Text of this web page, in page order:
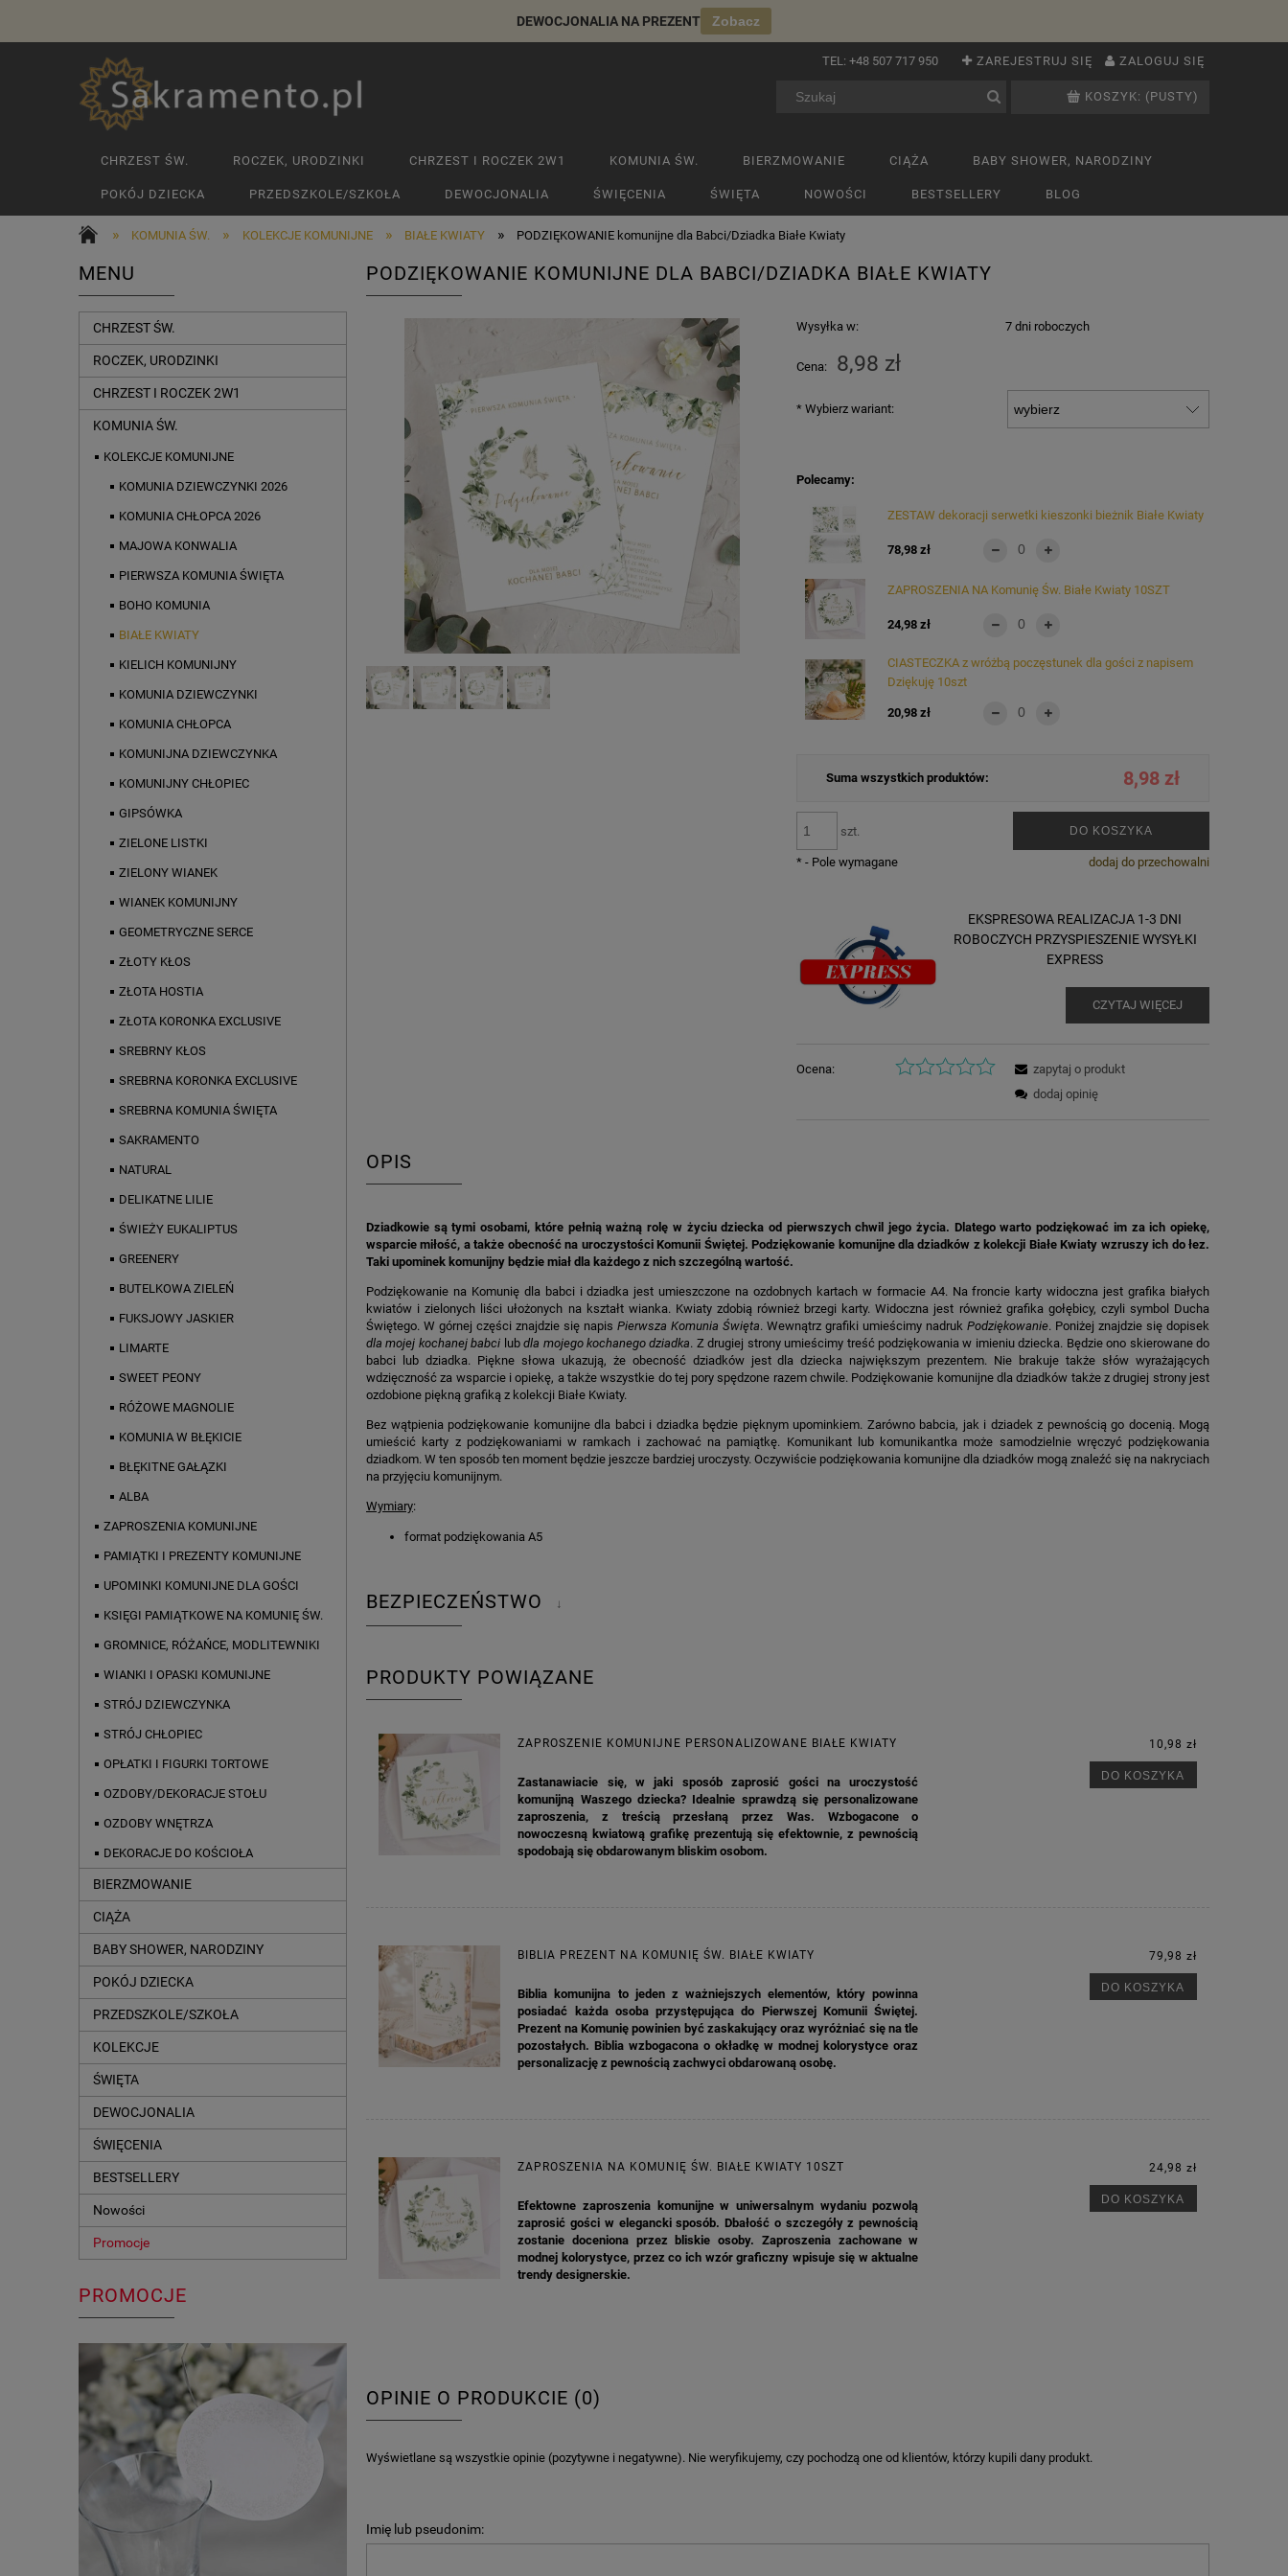
DEWOCJONALIA NA PREZENT Zobacz
ZAREJESTRUJ SIĘ ZALOGUJ SIĘ
TEL: +48 507 717 950
KOSZYK: (PUSTY)
CHRZEST ŚW. ROCZEK, URODZINKI CHRZEST I ROCZEK 2W1 KOMUNIA ŚW. BIERZMOWANIE CIĄŻA BABY SHOWER, NARODZINY
POKÓJ DZIECKA PRZEDSZKOLE/SZKOŁA DEWOCJONALIA ŚWIĘCENIA ŚWIĘTA NOWOŚCI BESTSELLERY BLOG
» KOMUNIA ŚW. » KOLEKCJE KOMUNIJNE » BIAŁE KWIATY » PODZIĘKOWANIE komunijne dla Babci/Dziadka Białe Kwiaty
MENU
CHRZEST ŚW.
ROCZEK, URODZINKI
CHRZEST I ROCZEK 2W1
KOMUNIA ŚW.
KOLEKCJE KOMUNIJNE
KOMUNIA DZIEWCZYNKI 2026
KOMUNIA CHŁOPCA 2026
MAJOWA KONWALIA
PIERWSZA KOMUNIA ŚWIĘTA
BOHO KOMUNIA
BIAŁE KWIATY
KIELICH KOMUNIJNY
KOMUNIA DZIEWCZYNKI
KOMUNIA CHŁOPCA
KOMUNIJNA DZIEWCZYNKA
KOMUNIJNY CHŁOPIEC
GIPSÓWKA
ZIELONE LISTKI
ZIELONY WIANEK
WIANEK KOMUNIJNY
GEOMETRYCZNE SERCE
ZŁOTY KŁOS
ZŁOTA HOSTIA
ZŁOTA KORONKA EXCLUSIVE
SREBRNY KŁOS
SREBRNA KORONKA EXCLUSIVE
SREBRNA KOMUNIA ŚWIĘTA
SAKRAMENTO
NATURAL
DELIKATNE LILIE
ŚWIEŻY EUKALIPTUS
GREENERY
BUTELKOWA ZIELEŃ
FUKSJOWY JASKIER
LIMARTE
SWEET PEONY
RÓŻOWE MAGNOLIE
KOMUNIA W BŁĘKICIE
BŁĘKITNE GAŁĄZKI
ALBA
ZAPROSZENIA KOMUNIJNE
PAMIĄTKI I PREZENTY KOMUNIJNE
UPOMINKI KOMUNIJNE DLA GOŚCI
KSIĘGI PAMIĄTKOWE NA KOMUNIĘ ŚW.
GROMNICE, RÓŻAŃCE, MODLITEWNIKI
WIANKI I OPASKI KOMUNIJNE
STRÓJ DZIEWCZYNKA
STRÓJ CHŁOPIEC
OPŁATKI I FIGURKI TORTOWE
OZDOBY/DEKORACJE STOŁU
OZDOBY WNĘTRZA
DEKORACJE DO KOŚCIOŁA
BIERZMOWANIE
CIĄŻA
BABY SHOWER, NARODZINY
POKÓJ DZIECKA
PRZEDSZKOLE/SZKOŁA
KOLEKCJE
ŚWIĘTA
DEWOCJONALIA
ŚWIĘCENIA
BESTSELLERY
Nowości
Promocje
PROMOCJE
PODZIĘKOWANIE KOMUNIJNE DLA BABCI/DZIADKA BIAŁE KWIATY
Wysyłka w: 7 dni roboczych
Cena: 8,98 zł
* Wybierz wariant:
Polecamy:
ZAPROSZENIA NA Komunię Św. Białe Kwiaty 10SZT
24,98 zł
CIASTECZKA z wróżbą poczęstunek dla gości z napisem
Dziękuję 10szt
20,98 zł
ZESTAW dekoracji serwetki kieszonki bieżnik Białe Kwiaty
78,98 zł
Suma wszystkich produktów: 8,98 zł
szt. DO KOSZYKA
dodaj do przechowalni
* - Pole wymagane
EKSPRESOWA REALIZACJA 1-3 DNI
ROBOCZYCH PRZYSPIESZENIE WYSYŁKI
EXPRESS
CZYTAJ WIĘCEJ
Ocena:
zapytaj o produkt
dodaj opinię
OPIS
Dziadkowie są tymi osobami, które pełnią ważną rolę w życiu dziecka od pierwszych chwil jego życia. Dlatego warto podziękować im za ich opiekę,
wsparcie miłość, a także obecność na uroczystości Komunii Świętej. Podziękowanie komunijne dla dziadków z kolekcji Białe Kwiaty wzruszy ich do łez.
Taki upominek komunijny będzie miał dla każdego z nich szczególną wartość.
Podziękowanie na Komunię dla babci i dziadka jest umieszczone na ozdobnych kartach w formacie A4. Na froncie karty widoczna jest grafika białych
kwiatów i zielonych liści ułożonych na kształt wianka. Kwiaty zdobią również brzegi karty. Widoczna jest również grafika gołębicy, czyli symbol Ducha
Świętego. W górnej części znajdzie się napis Pierwsza Komunia Święta. Wewnątrz grafiki umieścimy nadruk Podziękowanie. Poniżej znajdzie się dopisek
dla mojej kochanej babci lubdla mojego kochanego dziadka. Z drugiej strony umieścimy treść podziękowania w imieniu dziecka. Będzie ono skierowane do
babci lub dziadka. Piękne słowa ukazują, że obecność dziadków jest dla dziecka największym prezentem. Nie brakuje także słów wyrażających
wdzięczność za wsparcie i opiekę, a także wszystkie do tej pory spędzone razem chwile. Podziękowanie komunijne dla dziadków także z drugiej strony jest
ozdobione piękną grafiką z kolekcji Białe Kwiaty.
Bez wątpienia podziękowanie komunijne dla babci i dziadka będzie pięknym upominkiem. Zarówno babcia, jak i dziadek z pewnością go docenią. Mogą
umieścić karty z podziękowaniami w ramkach i zachować na pamiątkę. Komunikant lub komunikantka może samodzielnie wręczyć podziękowania
dziadkom. W ten sposób ten moment będzie jeszcze bardziej uroczysty. Oczywiście podziękowania komunijne dla dziadków mogą znaleźć się na nakryciach
na przyjęciu komunijnym.
Wymiary:
format podziękowania A5
BEZPIECZEŃSTWO ↓
PRODUKTY POWIĄZANE
ZAPROSZENIE KOMUNIJNE PERSONALIZOWANE BIAŁE KWIATY
Zastanawiacie się, w jaki sposób zaprosić gości na uroczystość
komunijną Waszego dziecka? Idealnie sprawdzą się personalizowane
zaproszenia, z treścią przesłaną przez Was. Wzbogacone o
nowoczesną kwiatową grafikę prezentują się efektownie, z pewnością
spodobają się obdarowanym bliskim osobom.
10,98 zł
DO KOSZYKA
BIBLIA PREZENT NA KOMUNIĘ ŚW. BIAŁE KWIATY
Biblia komunijna to jeden z ważniejszych elementów, który powinna
posiadać każda osoba przystępująca do Pierwszej Komunii Świętej.
Prezent na Komunię powinien być zaskakujący oraz wyróżniać się na tle
pozostałych. Biblia wzbogacona o okładkę w modnej kolorystyce oraz
personalizację z pewnością zachwyci obdarowaną osobę.
79,98 zł
DO KOSZYKA
ZAPROSZENIA NA KOMUNIĘ ŚW. BIAŁE KWIATY 10SZT
Efektowne zaproszenia komunijne w uniwersalnym wydaniu pozwolą
zaprosić gości w elegancki sposób. Dbałość o szczegóły z pewnością
zostanie doceniona przez bliskie osoby. Zaproszenia zachowane w
modnej kolorystyce, przez co ich wzór graficzny wpisuje się w aktualne
trendy designerskie.
24,98 zł
DO KOSZYKA
OPINIE O PRODUKCIE (0)
Wyświetlane są wszystkie opinie (pozytywne i negatywne). Nie weryfikujemy, czy pochodzą one od klientów, którzy kupili dany produkt.
Imię lub pseudonim: